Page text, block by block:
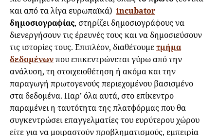
και από τα λίγα ευρωπαϊκά) incubator
δημοσιογραφίας, στηρίζει δημοσιογράφους να
διενεργήσουν τις έρευνές τους και να δημοσιεύσουν
τις ιστορίες τους. Επιπλέον, διαθέτουμετμήμα
δεδομένωνπου επικεντρώνεται γύρω από την
ανάλυση, τη στοιχειοθέτηση ή ακόμα και την
παραγωγή πρωτογενούς περιεχομένου βασισμένο
στα δεδομένα. Παρ’ όλα αυτά, στο επίκεντρο
παραμένει η ταυτότητα της πλατφόρμας που θα
συγκεντρώσει επαγγελματίες του ευρύτερου χώρου
είτε για να μοιραστούν προβληματισμούς, εμπειρία